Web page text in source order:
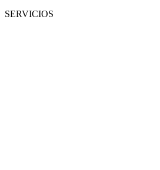
SERVICIOS